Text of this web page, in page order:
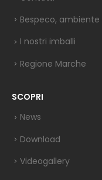
Bespeco,
I nostri imballi
Regione Marche
SCOPRI
News
Download
Videogallery